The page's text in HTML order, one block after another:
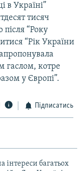
в Україні”
тисяч
“Року
“Рік України
гаслом, котре
у Європі”.
Підписатись
інтереси багатьох